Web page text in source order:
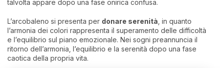
talvolta appare dopo una fase onirica confusa.
L’arcobaleno si presenta per donare serenità , in quanto
l’armonia dei colori rappresenta il superamento delle difficoltà
e l’equilibrio sul piano emozionale. Nei sogni preannuncia il
ritorno dell’armonia, l’equilibrio e la serenità dopo una fase
caotica della propria vita.